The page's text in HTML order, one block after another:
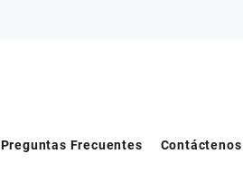
Preguntas Frecuentes Contáctenos